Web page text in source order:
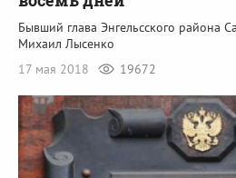
Бывший глава Энгельсского района
Михаил Лысенко
17 мая 2018
19672